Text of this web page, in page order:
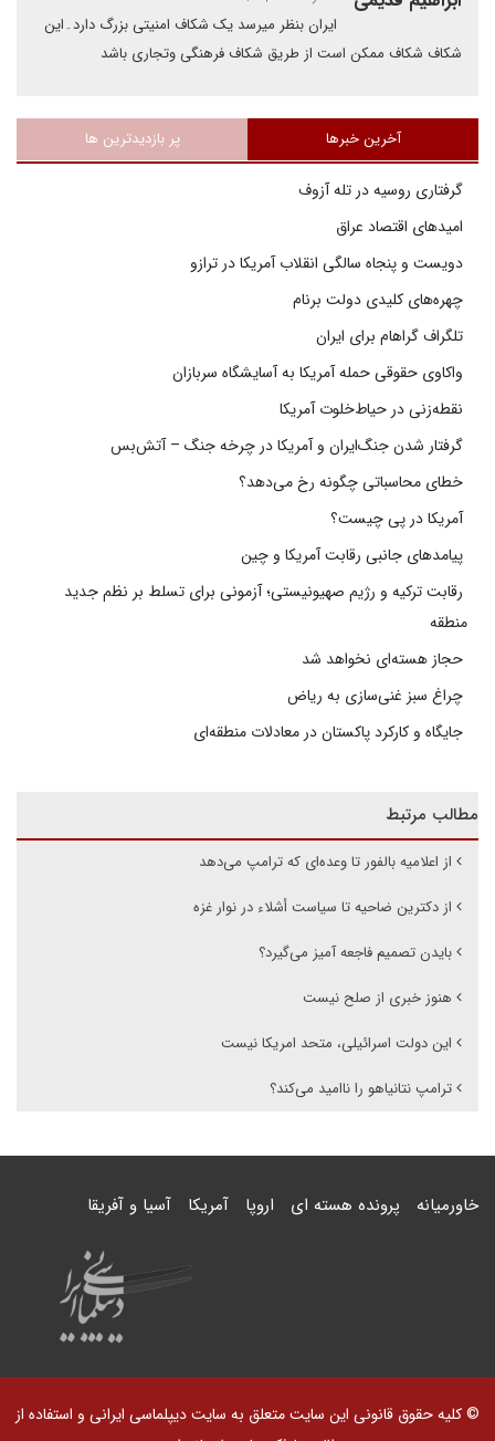
ایران بنظر میرسد یک شکاف امنیتی بزرگ دارد۔این
شکاف شکاف ممکن است از طریق شکاف فرهنگی وتجاری باشد
آخرین خبرها پر بازدیدترین ها
گرفتاری روسیه در تله آزوف
امیدهای اقتصاد عراق
دویست و پنجاه سالگی انقلاب آمریکا در ترازو
چهره‌های کلیدی دولت برنام
تلگراف گراهام برای ایران
واکاوی حقوقی حمله آمریکا به آسایشگاه سربازان
نقطه‌زنی در حیاط‌خلوت آمریکا
گرفتار شدن جنگ‌ایران و آمریکا در چرخه جنگ – آتش‌بس
خطای محاسباتی چگونه رخ می‌دهد؟
آمریکا در پی چیست؟
پیامدهای جانبی رقابت آمریکا و چین
رقابت ترکیه و رژیم صهیونیستی؛ آزمونی برای تسلط بر نظم جدید
منطقه
حجاز هسته‌ای نخواهد شد
چراغ سبز غنی‌سازی به ریاض
جایگاه و کارکرد پاکستان در معادلات منطقه‌ای
مطالب مرتبط
از اعلامیه بالفور تا وعده‌ای که ترامپ می‌دهد
از دکترین ضاحیه تا سیاست أشلاء در نوار غزه
بایدن تصمیم فاجعه آمیز می‌گیرد؟
هنوز خبری از صلح نیست
این دولت اسرائیلی، متحد امریکا نیست
ترامپ نتانیاهو را ناامید می‌کند؟
خاورمیانه پرونده هسته ای اروپا آمریکا آسیا و آفریقا
© کلیه حقوق قانونی این سایت متعلق به سایت دیپلماسی ایرانی و استفاده از